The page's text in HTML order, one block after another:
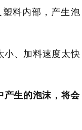
料内部，产生泡
小、加料速度太快
产生的泡沫，将会